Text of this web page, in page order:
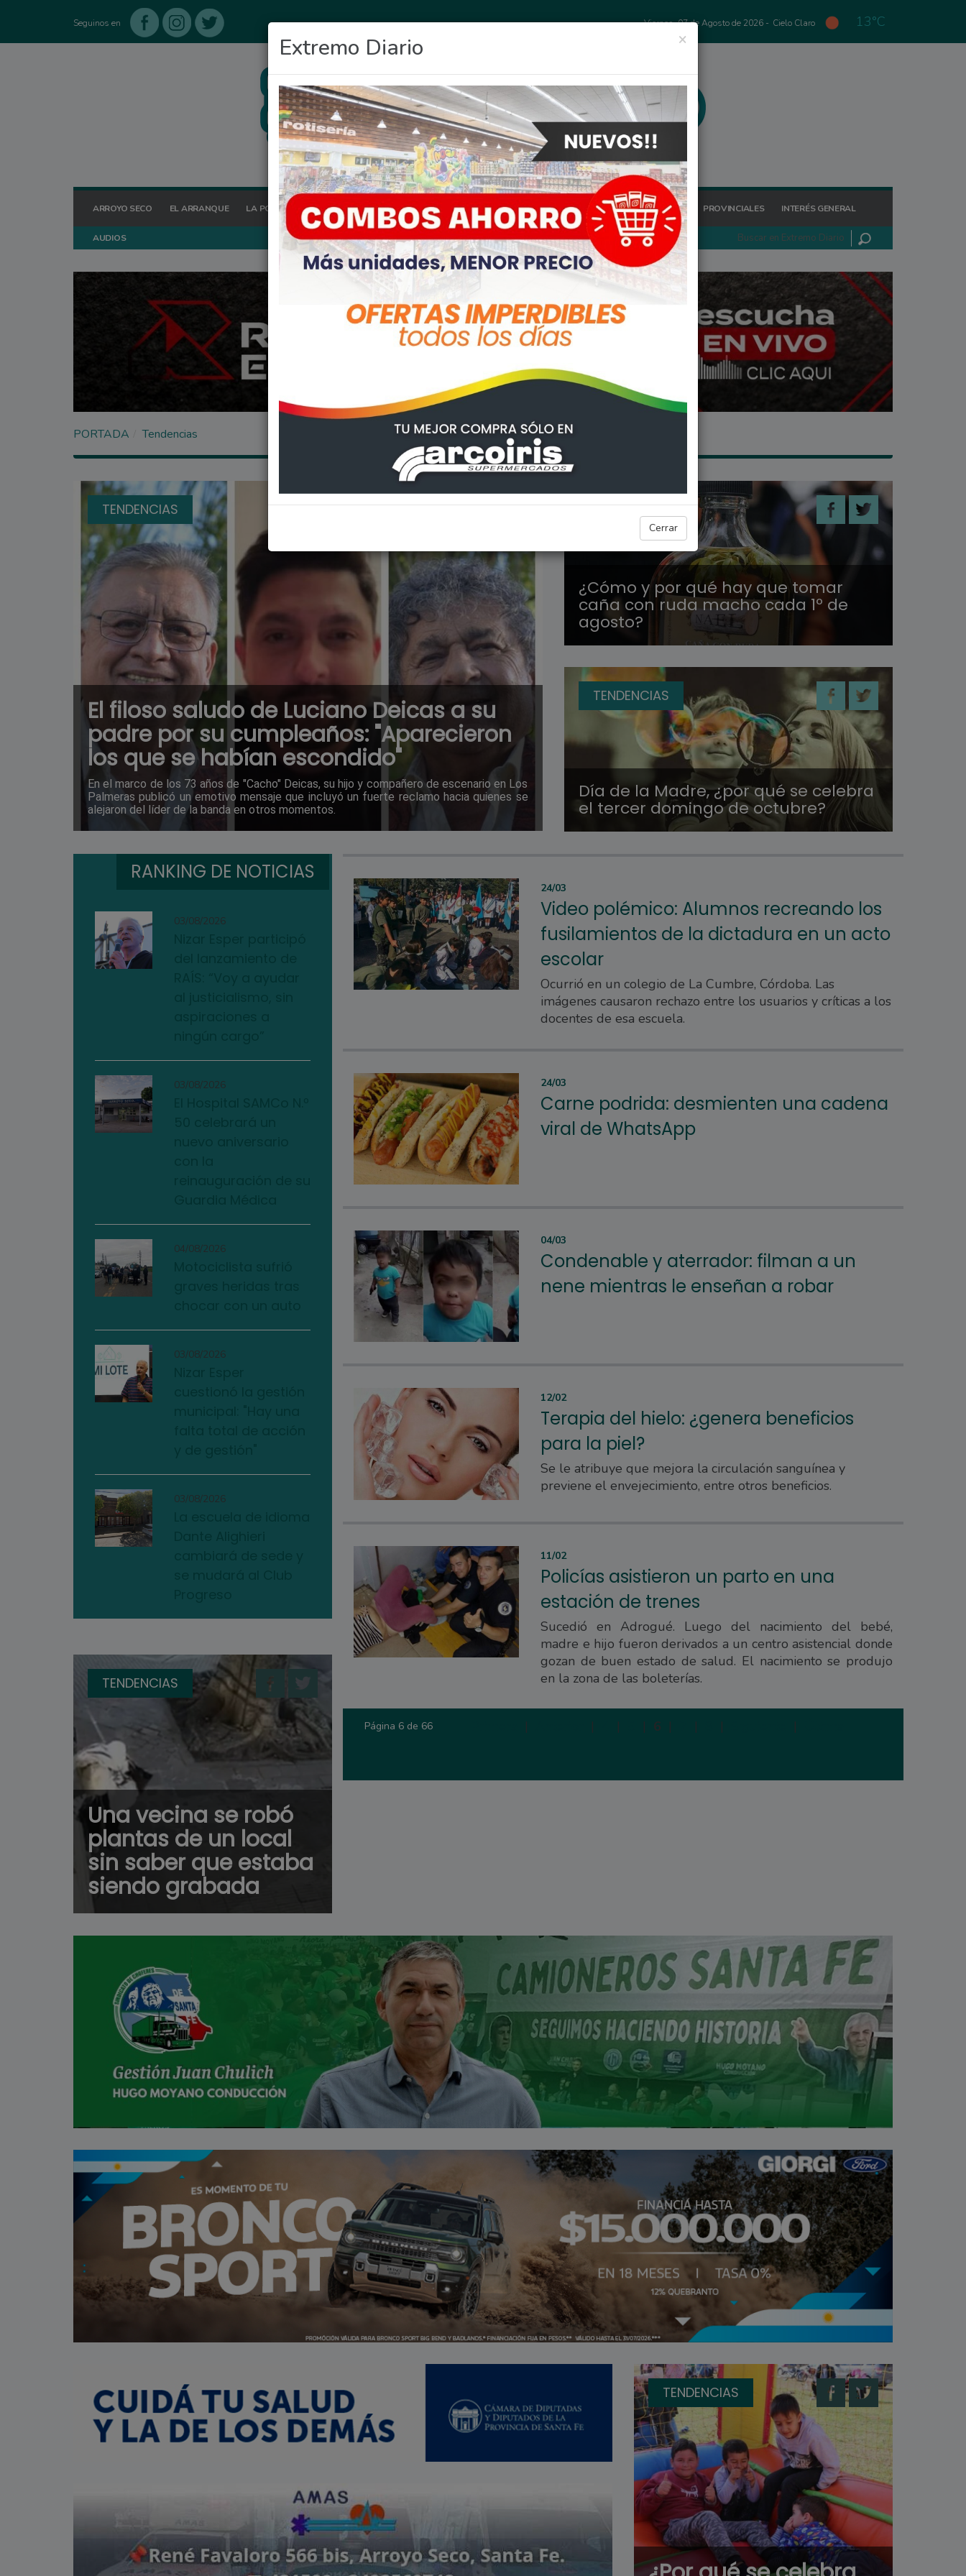
Seguinos en Viernes, 07 de Agosto de 2026 - Cielo Claro 13°C
ARROYO SECO EL ARRANQUE LA POSTA HOY OCIO DEPORTES FIGHIERA GENERAL LAGOS POLICIALES REGIONALES PROVINCIALES INTERÉS GENERAL
AUDIOS
×
Extremo Diario
Cerrar
PORTADA Tendencias
TENDENCIAS
El filoso saludo de Luciano Deicas a su
padre por su cumpleaños: "Aparecieron
los que se habían escondido"
En el marco de los 73 años de "Cacho" Deicas, su hijo y compañero de escenario en Los
Palmeras publicó un emotivo mensaje que incluyó un fuerte reclamo hacia quienes se
alejaron del líder de la banda en otros momentos.
TENDENCIAS
¿Cómo y por qué hay que tomar
caña con ruda macho cada 1º de
agosto?
TENDENCIAS
Día de la Madre, ¿por qué se celebra
el tercer domingo de octubre?
RANKING DE NOTICIAS
03/08/2026
03/08/2026
04/08/2026
03/08/2026
03/08/2026
TENDENCIAS
Una vecina se robó
plantas de un local
sin saber que estaba
siendo grabada
24/03
Video polémico: Alumnos recreando los
fusilamientos de la dictadura en un acto
escolar
Ocurrió en un colegio de La Cumbre, Córdoba. Las
imágenes causaron rechazo entre los usuarios y críticas a los
docentes de esa escuela.
24/03
Carne podrida: desmienten una cadena
viral de WhatsApp
04/03
Condenable y aterrador: filman a un
nene mientras le enseñan a robar
12/02
Terapia del hielo: ¿genera beneficios
para la piel?
Se le atribuye que mejora la circulación sanguínea y
previene el envejecimiento, entre otros beneficios.
11/02
Policías asistieron un parto en una
estación de trenes
Sucedió en Adrogué. Luego del nacimiento del bebé,
madre e hijo fueron derivados a un centro asistencial donde
gozan de buen estado de salud. El nacimiento se produjo
en la zona de las boleterías.
Página 6 de 66 | | | | 6 | | | |
TENDENCIAS